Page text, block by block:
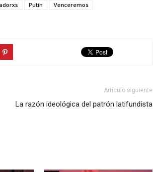
Putin
Venceremos
Artículo siguiente
La razón ideológica del patrón latifundista